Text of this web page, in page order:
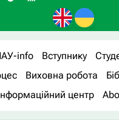
info Вступнику
Виховна робота
центр